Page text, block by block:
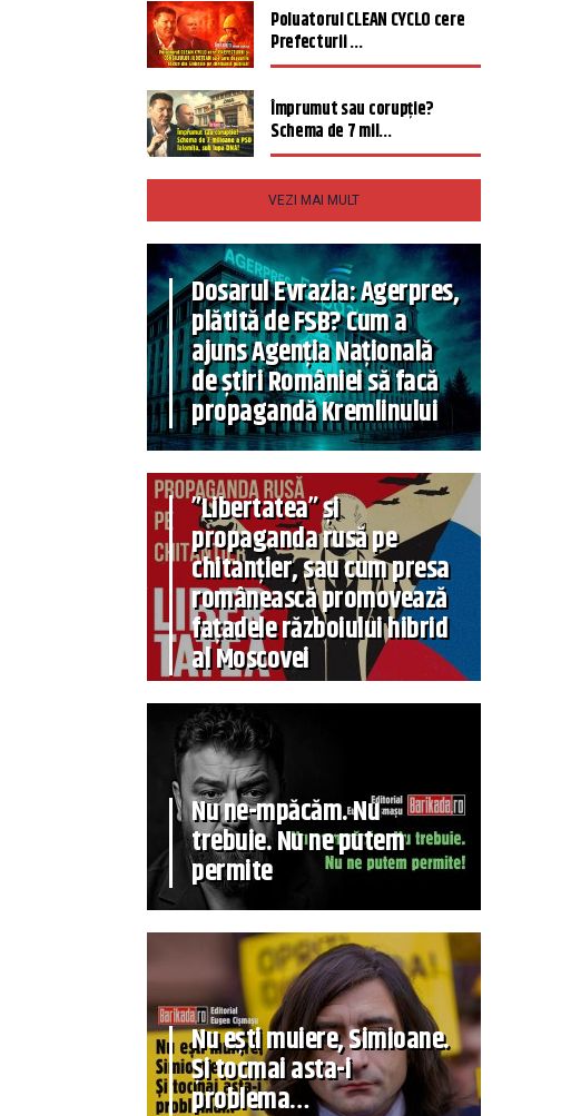
Poluatorul CLEAN CYCLO cere
Prefecturii ...
Împrumut sau corupție?
Schema de 7 mil...
VEZI MAI MULT
Dosarul Evrazia: Agerpres,
plătită de FSB? Cum a
ajuns Agenția Națională
de știri României să facă
propagandă Kremlinului
”Libertatea” și
propaganda rusă pe
chitanțier, sau cum presa
românească promovează
fațadele războiului hibrid
al Moscovei
Nu ne-mpăcăm. Nu
trebuie. Nu ne putem
permite
Nu ești muiere, Simioane.
Și tocmai asta-i
problema…